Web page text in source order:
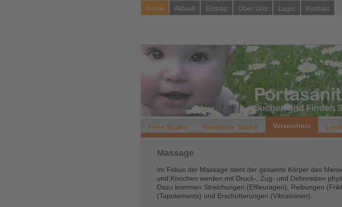
home Aktuell Eintrag Über Uns Login Kontakt
Freie Suche Erweiterte Suche Verzeichnis
Massage
Im Fokus der Massage steht der gesamte Körper des
und Knochen werden mit Druck-, Zug- und Dehnreizen
Dazu kommen Streichungen (Effleuragen), Reibungen
(Tapotements) und Erschütterungen (Vibrationen).